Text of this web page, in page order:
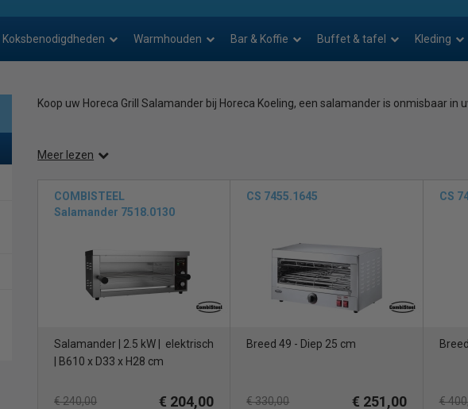
Koksbenodigdheden Warmhouden Bar & Koffie Buffet & tafel Kleding
Koop uw Horeca Grill Salamander bij Horeca Koeling, een salamander is onmisbaar
Meer lezen
COMBISTEEL
Salamander 7518.0130
Salamander | 2.5 kW | elektrisch
| B610 x D33 x H28 cm
€ 240,00 € 204,00
CS 7455.1645
Breed 49 - Diep 25 cm
€ 330,00 € 251,00
CS
€